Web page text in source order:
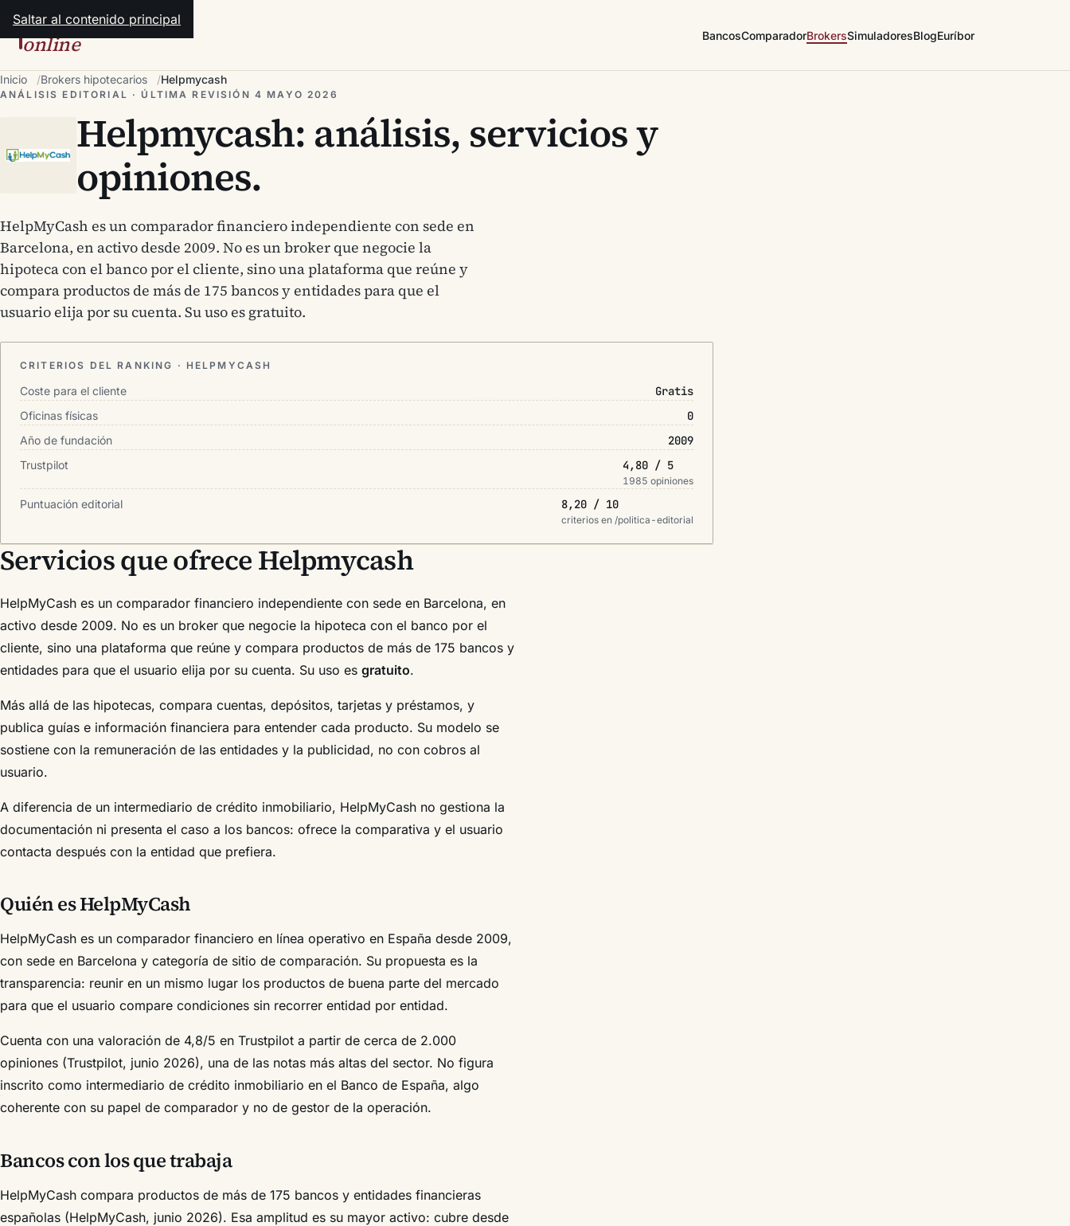
Saltar al contenido principal
hipotecas
online BancosComparadorBrokersSimuladoresBlogEuríbor
Inicio Brokers hipotecarios Helpmycash
ANÁLISIS EDITORIAL · ÚLTIMA REVISIÓN 4 MAYO 2026
Helpmycash: análisis, servicios y
opiniones.
HelpMyCash es un comparador financiero independiente con sede en
Barcelona, en activo desde 2009. No es un broker que negocie la
hipoteca con el banco por el cliente, sino una plataforma que reúne y
compara productos de más de 175 bancos y entidades para que el
usuario elija por su cuenta. Su uso es gratuito.
CRITERIOS DEL RANKING · HELPMYCASH
Coste para el cliente Gratis
Oficinas físicas 0
Año de fundación 2009
Trustpilot 4,80 / 5
1985 opiniones
Puntuación editorial 8,20 / 10
criterios en /politica-editorial
Servicios que ofrece Helpmycash
HelpMyCash es un comparador financiero independiente con sede en Barcelona, en
activo desde 2009. No es un broker que negocie la hipoteca con el banco por el
cliente, sino una plataforma que reúne y compara productos de más de 175 bancos y
entidades para que el usuario elija por su cuenta. Su uso es gratuito.
Más allá de las hipotecas, compara cuentas, depósitos, tarjetas y préstamos, y
publica guías e información financiera para entender cada producto. Su modelo se
sostiene con la remuneración de las entidades y la publicidad, no con cobros al
usuario.
A diferencia de un intermediario de crédito inmobiliario, HelpMyCash no gestiona la
documentación ni presenta el caso a los bancos: ofrece la comparativa y el usuario
contacta después con la entidad que prefiera.
Quién es HelpMyCash
HelpMyCash es un comparador financiero en línea operativo en España desde 2009,
con sede en Barcelona y categoría de sitio de comparación. Su propuesta es la
transparencia: reunir en un mismo lugar los productos de buena parte del mercado
para que el usuario compare condiciones sin recorrer entidad por entidad.
Cuenta con una valoración de 4,8/5 en Trustpilot a partir de cerca de 2.000
opiniones (Trustpilot, junio 2026), una de las notas más altas del sector. No figura
inscrito como intermediario de crédito inmobiliario en el Banco de España, algo
coherente con su papel de comparador y no de gestor de la operación.
Bancos con los que trabaja
HelpMyCash compara productos de más de 175 bancos y entidades financieras
españolas (HelpMyCash, junio 2026). Esa amplitud es su mayor activo: cubre desde